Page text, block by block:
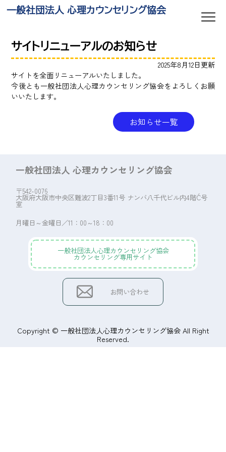
一般社団法人 心理カウンセリング協会
サイトリニューアルのお知らせ
2025年8月12日更新
サイトを全面リニューアルいたしました。
今後とも一般社団法人心理カウンセリング協会をよろしくお願
いいたします。
お知らせ一覧
一般社団法人 心理カウンセリング協会
〒542-0076
大阪府大阪市中央区難波2丁目3番11号 ナンバ八千代ビル内4階C´号
室
月曜日～金曜日／11：00～18：00
一般社団法人心理カウンセリング協会
カウンセリング専用サイト
お問い合わせ
Copyright © 一般社団法人心理カウンセリング協会 All Right
Reserved.